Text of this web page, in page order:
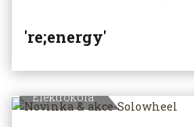
're;energy'
Elektrokola